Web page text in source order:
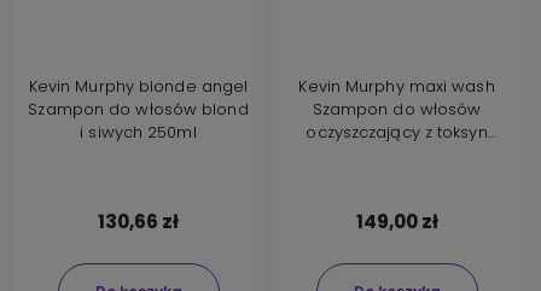
Kevin Murphy blonde angel
Szampon do włosów blond
i siwych 250ml
130,66 zł
Kevin Murphy maxi wash
Szampon do włosów
oczyszczający z toksyn
149,00 zł